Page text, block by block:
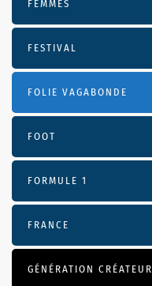
FEMMES
FESTIVAL
FOLIE VAGABONDE
FOOT
FORMULE 1
FRANCE
GÉNÉRATION CRÉATEUR